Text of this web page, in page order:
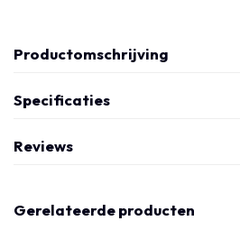
Productomschrijving
Specificaties
Reviews
Gerelateerde producten